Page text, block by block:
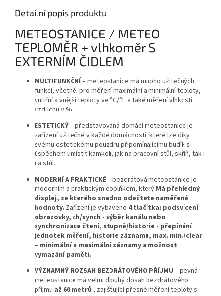
Detailní popis produktu
METEOSTANICE / METEO
TEPLOMĚR + vlhkoměr S
EXTERNÍM ČIDLEM
MULTIFUNKČNÍ– meteostanice má mnoho užitečných
funkcí, včetně: pro měření maximální a minimální teploty,
vnitřní a vnější teploty ve °C/°F a také měření vlhkosti
vzduchu v %.
ESTETICKÝ– představovaná domácí meteostanice je
zařízení užitečné v každé domácnosti, které lze díky
svému estetickému pouzdru připomínajícímu budík s
úspěchem umístit kamkoli, jak na pracovní stůl, skříň, tak i
na stůl.
MODERNÍ A PRAKTICKÉ– bezdrátová meteostanice je
moderním a praktickým doplňkem, který Má přehledný
displej, ze kterého snadno odečtete naměřené
hodnoty. Zařízení je vybaveno 4 tlačítka: podsvícení
obrazovky, ch/synch - výběr kanálu nebo
synchronizace čtení, stupně/historie - přepínání
jednotek měření, historie záznamu, max. min./clear
– minimální a maximální záznamy a možnost
vymazání paměti.
VÝZNAMNÝ ROZSAH BEZDRÁTOVÉHO PŘÍJMU – pevná
meteostanice má velmi dlouhý dosah bezdrátového
příjmu až 60 metrů , zajišťující přesné měření teploty s